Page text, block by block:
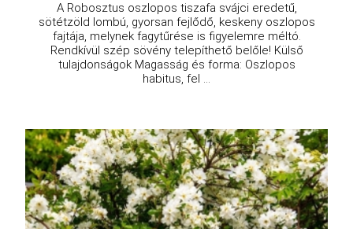
A Robosztus oszlopos tiszafa svájci eredetű,
sötétzöld lombú, gyorsan fejlődő, keskeny oszlopos
fajtája, melynek fagytűrése is figyelemre méltó.
Rendkívül szép sövény telepíthető belőle! Külső
tulajdonságok Magasság és forma: Oszlopos
habitus, fel ...